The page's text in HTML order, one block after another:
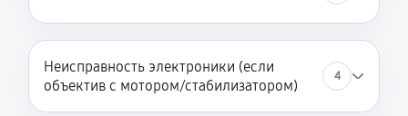
Неисправность электроники (если
объектив с мотором/стабилизатором)
4